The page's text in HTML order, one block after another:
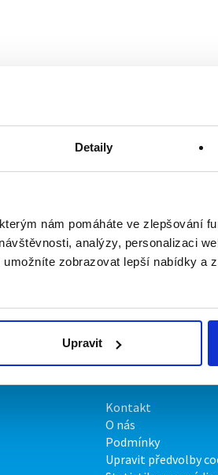
Detaily
nám pomáháte ve zlepšování
analýzy, personalizaci
zobrazovat lepší nabídky a
Upravit
Kontakt
O nás
Podmínky
Upravit předvolby